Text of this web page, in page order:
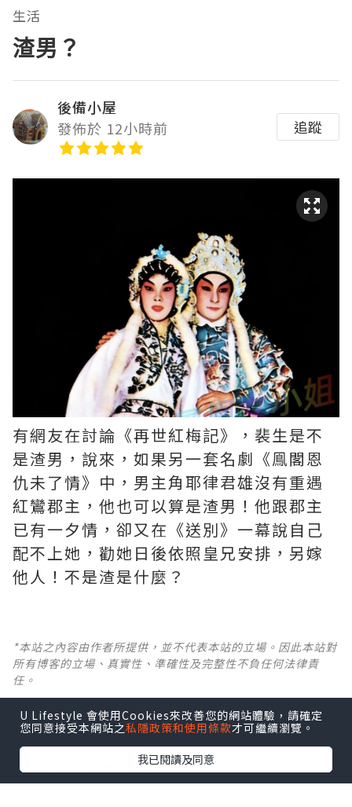
生活
渣男？
後備小屋
發佈於 12小時前
追蹤
有網友在討論《再世紅梅記》，裴生是不
是渣男，說來，如果另一套名劇《鳯閣恩
仇未了情》中，男主角耶律君雄沒有重遇
紅鸞郡主，他也可以算是渣男！他跟郡主
已有一夕情，卻又在《送別》一幕說自己
配不上她，勸她日後依照皇兄安排，另嫁
他人！不是渣是什麼？ ​​​
*本站之內容由作者所提供，並不代表本站的立場。因此本站對
所有博客的立場、真實性、準確性及完整性不負任何法律責
任。
【 U Creator 招募 】
出Post賺現金獎賞 l登記《社群創作有價企劃》
【 睇Post + 參加品牌活動 】
瀏覽更多社群打卡丶旅遊丶美食丶親子丶寵物丶扮靚
U Lifestyle 會使用Cookies來改善您的網站體驗，請確定
您同意接受本網站之私隱政策和使用條款才可繼續瀏覽。
我已閱讀及同意